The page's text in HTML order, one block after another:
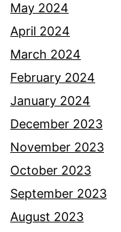
May 2024
April 2024
March 2024
February 2024
January 2024
December 2023
November 2023
October 2023
September 2023
August 2023